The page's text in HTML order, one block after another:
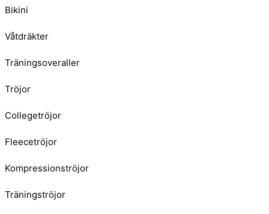
Bikini
Våtdräkter
Träningsoveraller
Tröjor
Collegetröjor
Fleecetröjor
Kompressionströjor
Träningströjor